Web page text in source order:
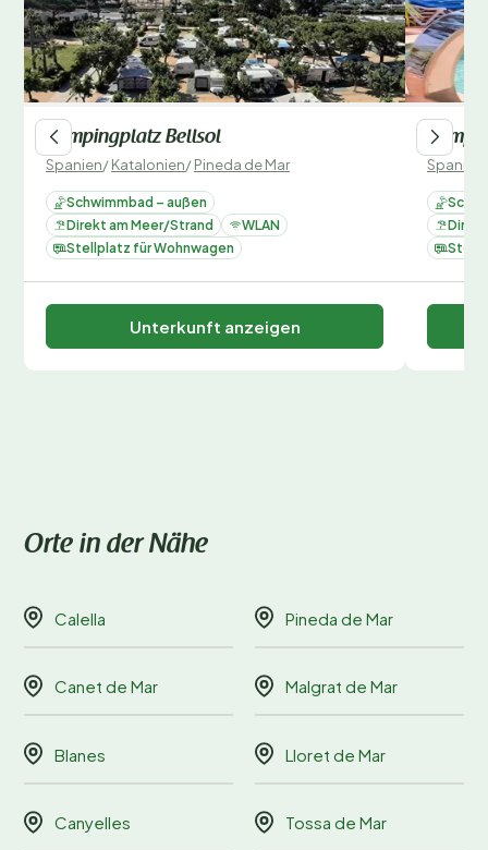
ausgebucht.
Campingplatz Bellsol
Spanien/Katalonien/Pineda de Mar
Schwimmbad – außen
Direkt am Meer/Strand
WLAN
Stellplatz für Wohnwagen
Unterkunft anzeigen
Spanien
Orte in der Nähe
Calella Pineda de Mar
Canet de Mar Malgrat de Mar
Blanes Lloret de Mar
Canyelles Tossa de Mar